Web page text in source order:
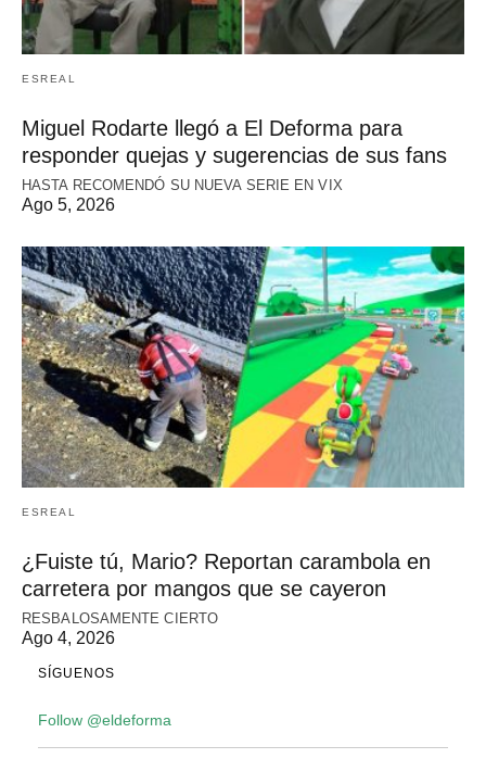
ESREAL
Miguel Rodarte llegó a El Deforma para
responder quejas y sugerencias de sus fans
HASTA RECOMENDÓ SU NUEVA SERIE EN VIX
Ago 5, 2026
ESREAL
¿Fuiste tú, Mario? Reportan carambola en
carretera por mangos que se cayeron
RESBALOSAMENTE CIERTO
Ago 4, 2026
SÍGUENOS
Follow @eldeforma